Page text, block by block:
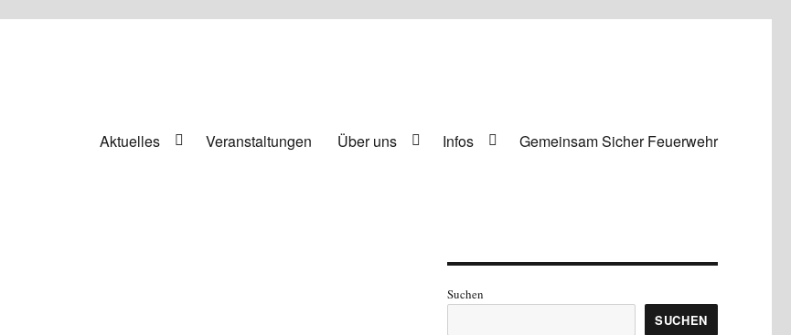
Aktuelles Veranstaltungen Über uns Infos Gemeinsam Sicher Feuerwehr
Suchen
SUCHEN